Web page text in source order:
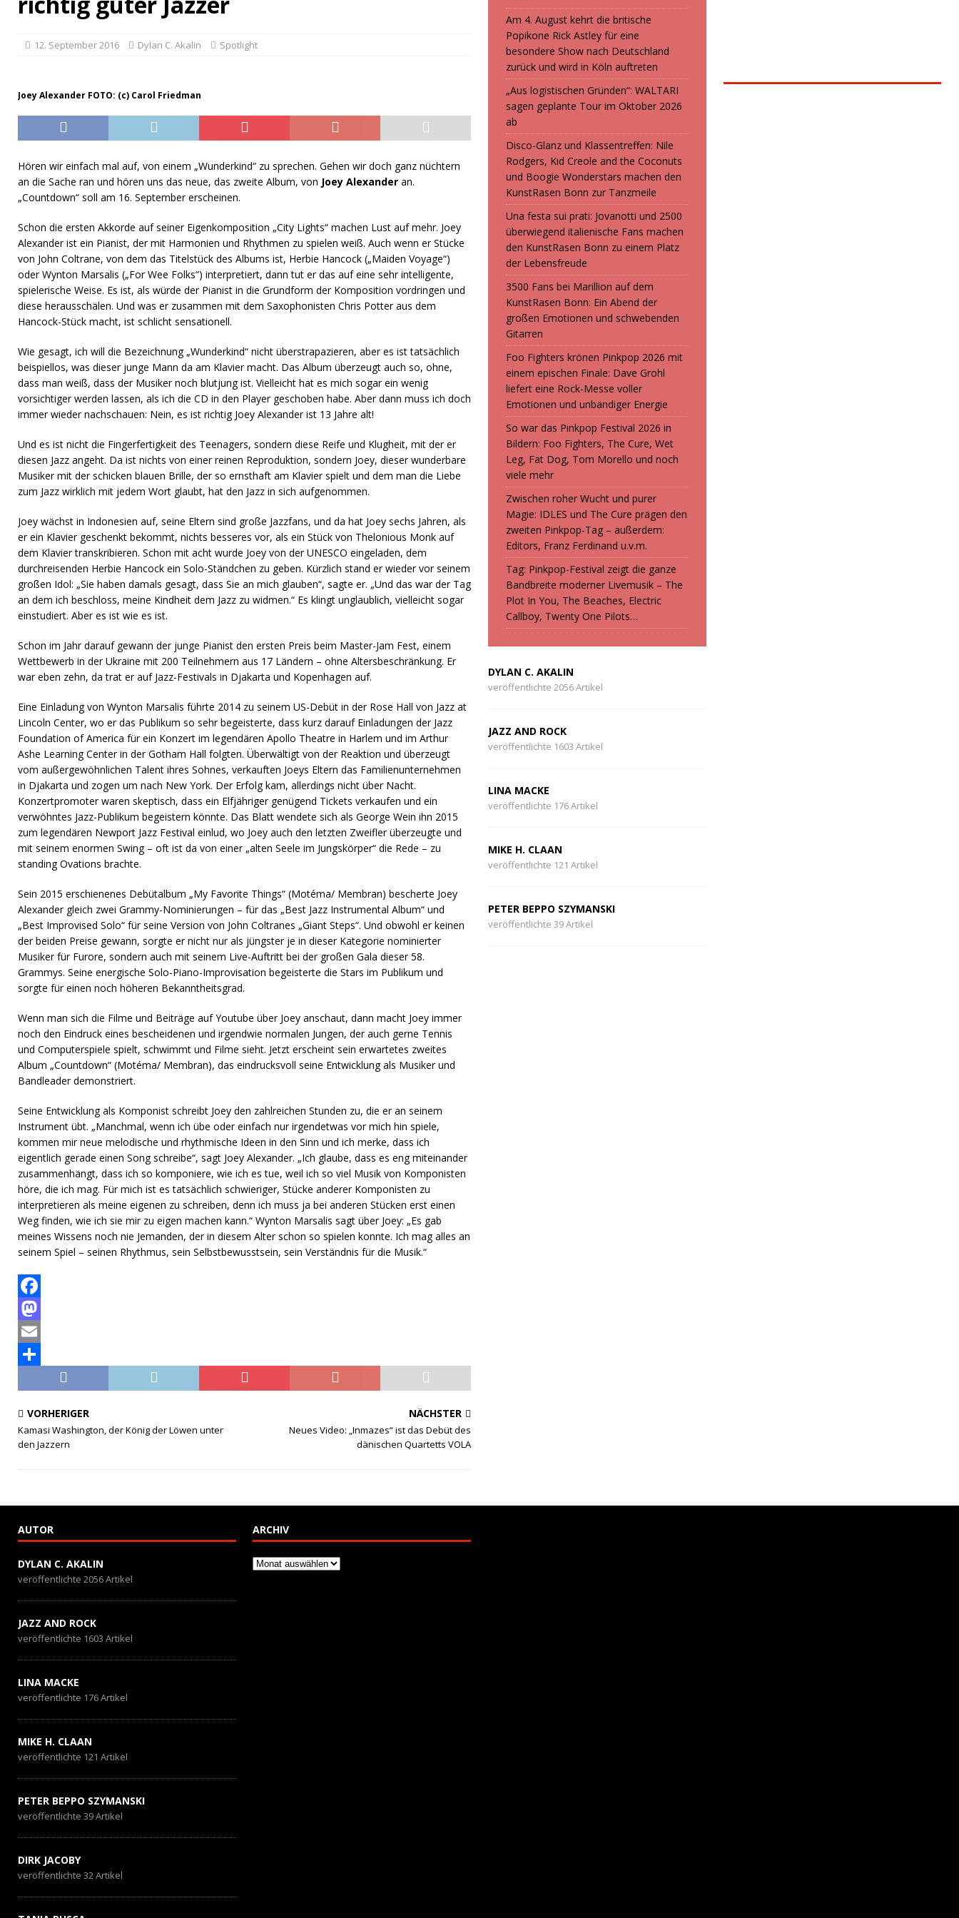
12. September 2016 Dylan C. Akalin Spotlight
Joey Alexander FOTO: (c) Carol Friedman
Hören wir einfach mal auf, von einem „Wunderkind“ zu sprechen. Gehen wir doch ganz nüchtern
an die Sache ran und hören uns das neue, das zweite Album, von Joey Alexander an.
„Countdown“ soll am 16. September erscheinen.
Schon die ersten Akkorde auf seiner Eigenkomposition „City Lights“ machen Lust auf mehr. Joey
Alexander ist ein Pianist, der mit Harmonien und Rhythmen zu spielen weiß. Auch wenn er Stücke
von John Coltrane, von dem das Titelstück des Albums ist, Herbie Hancock („Maiden Voyage“)
oder Wynton Marsalis („For Wee Folks“) interpretiert, dann tut er das auf eine sehr intelligente,
spielerische Weise. Es ist, als würde der Pianist in die Grundform der Komposition vordringen und
diese herausschälen. Und was er zusammen mit dem Saxophonisten Chris Potter aus dem
Hancock-Stück macht, ist schlicht sensationell.
Wie gesagt, ich will die Bezeichnung „Wunderkind“ nicht überstrapazieren, aber es ist tatsächlich
beispiellos, was dieser junge Mann da am Klavier macht. Das Album überzeugt auch so, ohne,
dass man weiß, dass der Musiker noch blutjung ist. Vielleicht hat es mich sogar ein wenig
vorsichtiger werden lassen, als ich die CD in den Player geschoben habe. Aber dann muss ich doch
immer wieder nachschauen: Nein, es ist richtig Joey Alexander ist 13 Jahre alt!
Und es ist nicht die Fingerfertigkeit des Teenagers, sondern diese Reife und Klugheit, mit der er
diesen Jazz angeht. Da ist nichts von einer reinen Reproduktion, sondern Joey, dieser wunderbare
Musiker mit der schicken blauen Brille, der so ernsthaft am Klavier spielt und dem man die Liebe
zum Jazz wirklich mit jedem Wort glaubt, hat den Jazz in sich aufgenommen.
Joey wächst in Indonesien auf, seine Eltern sind große Jazzfans, und da hat Joey sechs Jahren, als
er ein Klavier geschenkt bekommt, nichts besseres vor, als ein Stück von Thelonious Monk auf
dem Klavier transkribieren. Schon mit acht wurde Joey von der UNESCO eingeladen, dem
durchreisenden Herbie Hancock ein Solo-Ständchen zu geben. Kürzlich stand er wieder vor seinem
großen Idol: „Sie haben damals gesagt, dass Sie an mich glauben“, sagte er. „Und das war der Tag
an dem ich beschloss, meine Kindheit dem Jazz zu widmen.“ Es klingt unglaublich, vielleicht sogar
einstudiert. Aber es ist wie es ist.
Schon im Jahr darauf gewann der junge Pianist den ersten Preis beim Master-Jam Fest, einem
Wettbewerb in der Ukraine mit 200 Teilnehmern aus 17 Ländern – ohne Altersbeschränkung. Er
war eben zehn, da trat er auf Jazz-Festivals in Djakarta und Kopenhagen auf.
Eine Einladung von Wynton Marsalis führte 2014 zu seinem US-Debüt in der Rose Hall von Jazz at
Lincoln Center, wo er das Publikum so sehr begeisterte, dass kurz darauf Einladungen der Jazz
Foundation of America für ein Konzert im legendären Apollo Theatre in Harlem und im Arthur
Ashe Learning Center in der Gotham Hall folgten. Überwältigt von der Reaktion und überzeugt
vom außergewöhnlichen Talent ihres Sohnes, verkauften Joeys Eltern das Familienunternehmen
in Djakarta und zogen um nach New York. Der Erfolg kam, allerdings nicht über Nacht.
Konzertpromoter waren skeptisch, dass ein Elfjähriger genügend Tickets verkaufen und ein
verwöhntes Jazz-Publikum begeistern könnte. Das Blatt wendete sich als George Wein ihn 2015
zum legendären Newport Jazz Festival einlud, wo Joey auch den letzten Zweifler überzeugte und
mit seinem enormen Swing – oft ist da von einer „alten Seele im Jungskörper“ die Rede – zu
standing Ovations brachte.
Sein 2015 erschienenes Debütalbum „My Favorite Things“ (Motéma/ Membran) bescherte Joey
Alexander gleich zwei Grammy-Nominierungen – für das „Best Jazz Instrumental Album“ und
„Best Improvised Solo“ für seine Version von John Coltranes „Giant Steps“. Und obwohl er keinen
der beiden Preise gewann, sorgte er nicht nur als jüngster je in dieser Kategorie nominierter
Musiker für Furore, sondern auch mit seinem Live-Auftritt bei der großen Gala dieser 58.
Grammys. Seine energische Solo-Piano-Improvisation begeisterte die Stars im Publikum und
sorgte für einen noch höheren Bekanntheitsgrad.
Wenn man sich die Filme und Beiträge auf Youtube über Joey anschaut, dann macht Joey immer
noch den Eindruck eines bescheidenen und irgendwie normalen Jungen, der auch gerne Tennis
und Computerspiele spielt, schwimmt und Filme sieht. Jetzt erscheint sein erwartetes zweites
Album „Countdown“ (Motéma/ Membran), das eindrucksvoll seine Entwicklung als Musiker und
Bandleader demonstriert.
Seine Entwicklung als Komponist schreibt Joey den zahlreichen Stunden zu, die er an seinem
Instrument übt. „Manchmal, wenn ich übe oder einfach nur irgendetwas vor mich hin spiele,
kommen mir neue melodische und rhythmische Ideen in den Sinn und ich merke, dass ich
eigentlich gerade einen Song schreibe“, sagt Joey Alexander. „Ich glaube, dass es eng miteinander
zusammenhängt, dass ich so komponiere, wie ich es tue, weil ich so viel Musik von Komponisten
höre, die ich mag. Für mich ist es tatsächlich schwieriger, Stücke anderer Komponisten zu
interpretieren als meine eigenen zu schreiben, denn ich muss ja bei anderen Stücken erst einen
Weg finden, wie ich sie mir zu eigen machen kann.“ Wynton Marsalis sagt über Joey: „Es gab
meines Wissens noch nie Jemanden, der in diesem Alter schon so spielen konnte. Ich mag alles an
seinem Spiel – seinen Rhythmus, sein Selbstbewusstsein, sein Verständnis für die Musik.“
F
a
o
M
a
d
E
ll
VORHERIGER
Kamasi Washington, der König der Löwen unter
den Jazzern
NÄCHSTER
Neues Video: „Inmazes“ ist das Debüt des
dänischen Quartetts VOLA
Am 4. August kehrt die britische
Popikone Rick Astley für eine
besondere Show nach Deutschland
zurück und wird in Köln auftreten
„Aus logistischen Gründen“: WALTARI
sagen geplante Tour im Oktober 2026
ab
Disco-Glanz und Klassentreffen: Nile
Rodgers, Kid Creole and the Coconuts
und Boogie Wonderstars machen den
KunstRasen Bonn zur Tanzmeile
Una festa sui prati: Jovanotti und 2500
überwiegend italienische Fans machen
den KunstRasen Bonn zu einem Platz
der Lebensfreude
3500 Fans bei Marillion auf dem
KunstRasen Bonn: Ein Abend der
großen Emotionen und schwebenden
Gitarren
Foo Fighters krönen Pinkpop 2026 mit
einem epischen Finale: Dave Grohl
liefert eine Rock-Messe voller
Emotionen und unbändiger Energie
So war das Pinkpop Festival 2026 in
Bildern: Foo Fighters, The Cure, Wet
Leg, Fat Dog, Tom Morello und noch
viele mehr
Zwischen roher Wucht und purer
Magie: IDLES und The Cure prägen den
zweiten Pinkpop-Tag – außerdem:
Editors, Franz Ferdinand u.v.m.
Tag: Pinkpop-Festival zeigt die ganze
Bandbreite moderner Livemusik – The
Plot In You, The Beaches, Electric
Callboy, Twenty One Pilots…
DYLAN C. AKALIN
veröffentlichte 2056 Artikel
JAZZ AND ROCK
veröffentlichte 1603 Artikel
LINA MACKE
veröffentlichte 176 Artikel
MIKE H. CLAAN
veröffentlichte 121 Artikel
PETER BEPPO SZYMANSKI
veröffentlichte 39 Artikel
AUTOR
DYLAN C. AKALIN
veröffentlichte 2056 Artikel
JAZZ AND ROCK
veröffentlichte 1603 Artikel
LINA MACKE
veröffentlichte 176 Artikel
MIKE H. CLAAN
veröffentlichte 121 Artikel
PETER BEPPO SZYMANSKI
veröffentlichte 39 Artikel
DIRK JACOBY
veröffentlichte 32 Artikel
ARCHIV
Archiv